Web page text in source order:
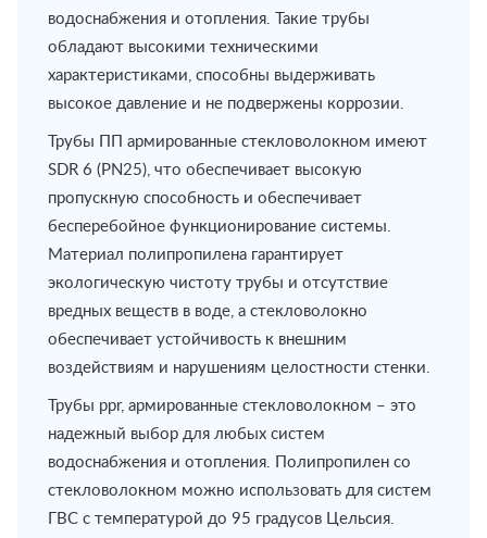
водоснабжения и отопления. Такие трубы
обладают высокими техническими
характеристиками, способны выдерживать
высокое давление и не подвержены коррозии.
Трубы ПП армированные стекловолокном имеют
SDR 6 (PN25), что обеспечивает высокую
пропускную способность и обеспечивает
бесперебойное функционирование системы.
Материал полипропилена гарантирует
экологическую чистоту трубы и отсутствие
вредных веществ в воде, а стекловолокно
обеспечивает устойчивость к внешним
воздействиям и нарушениям целостности стенки.
Трубы ppr, армированные стекловолокном – это
надежный выбор для любых систем
водоснабжения и отопления. Полипропилен со
стекловолокном можно использовать для систем
ГВС с температурой до 95 градусов Цельсия.